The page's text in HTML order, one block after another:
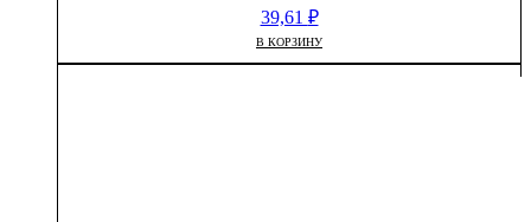
39,61 ₽
В КОРЗИНУ